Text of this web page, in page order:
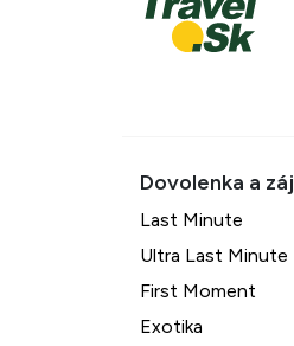
Last Minute
Ultra Last Minute
First Moment
Exotika